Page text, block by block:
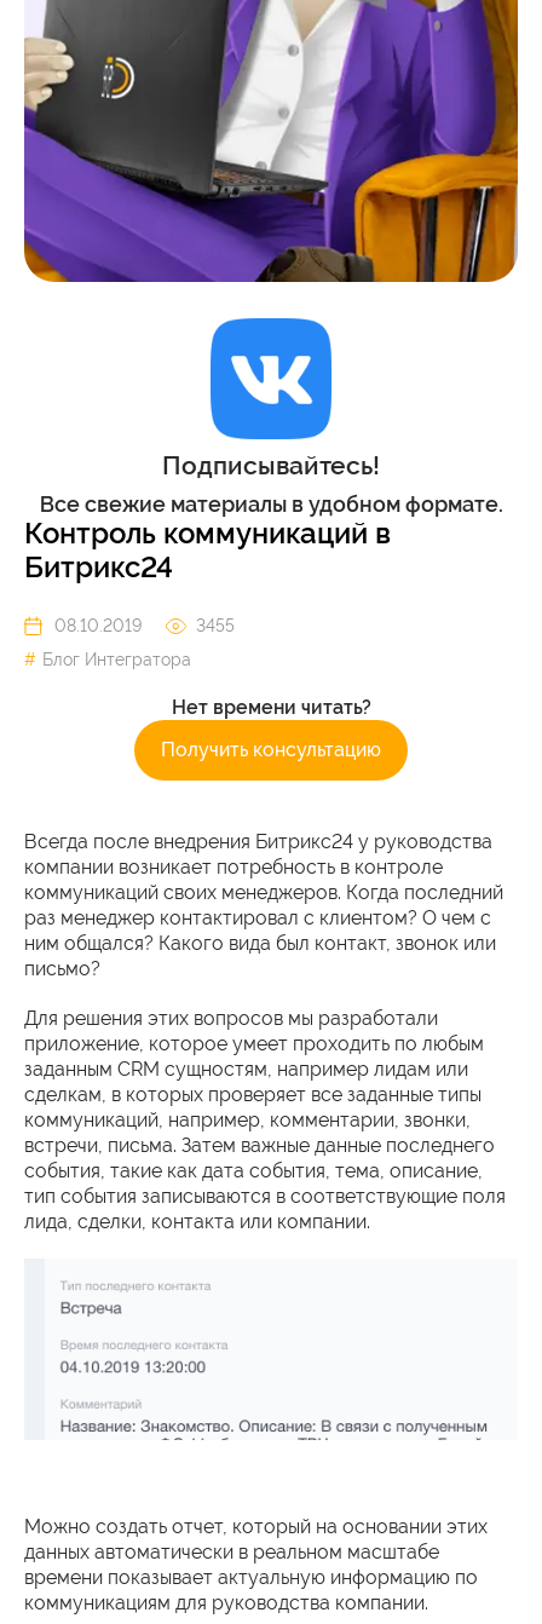
Подписывайтесь!
Все свежие материалы в удобном формате.
Контроль коммуникаций в
Битрикс24
08.10.2019
3455
Блог Интегратора
Нет времени читать?
Получить консультацию
Всегда после внедрения Битрикс24 у руководства
компании возникает потребность в контроле
коммуникаций своих менеджеров. Когда последний
раз менеджер контактировал с клиентом? О чем с
ним общался? Какого вида был контакт, звонок или
письмо?
Для решения этих вопросов мы разработали
приложение, которое умеет проходить по любым
заданным CRM сущностям, например лидам или
сделкам, в которых проверяет все заданные типы
коммуникаций, например, комментарии, звонки,
встречи, письма. Затем важные данные последнего
события, такие как дата события, тема, описание,
тип события записываются в соответствующие поля
лида, сделки, контакта или компании.
Можно создать отчет, который на основании этих
данных автоматически в реальном масштабе
времени показывает актуальную информацию по
коммуникациям для руководства компании.